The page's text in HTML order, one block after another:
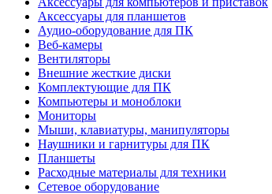
Аксессуары для планшетов
Аудио-оборудование для ПК
Веб-камеры
Вентиляторы
Внешние жесткие диски
Комплектующие для ПК
Компьютеры и моноблоки
Мониторы
Мыши, клавиатуры, манипуляторы
Наушники и гарнитуры для ПК
Планшеты
Расходные материалы для техники
Сетевое оборудование